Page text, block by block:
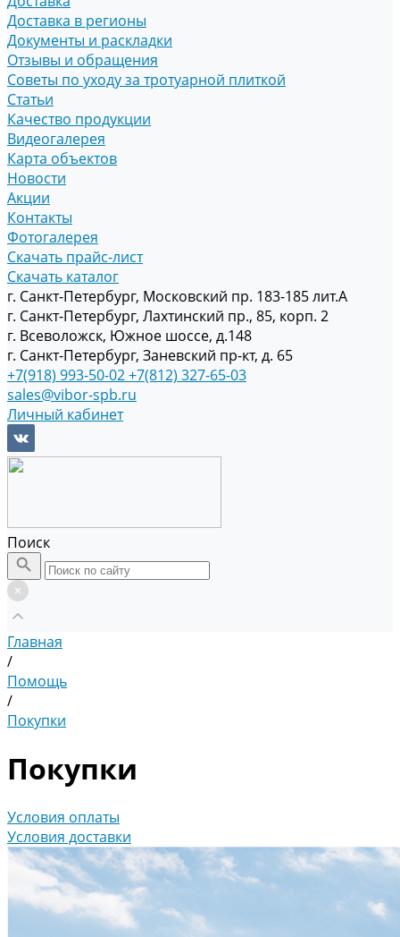
Доставка в регионы
Документы и раскладки
Отзывы и обращения
Советы по уходу за тротуарной плиткой
Статьи
Качество продукции
Видеогалерея
Карта объектов
Новости
Акции
Контакты
Фотогалерея
Скачать прайс-лист
Скачать каталог
г. Санкт-Петербург, Московский пр. 183-185 лит.А
г. Санкт-Петербург, Лахтинский пр., 85, корп. 2
г. Всеволожск, Южное шоссе, д.148
г. Санкт-Петербург, Заневский пр-кт, д. 65
+7(918) 993-50-02+7(812) 327-65-03
sales@vibor-spb.ru
Личный кабинет
Поиск
Главная
/
Помощь
/
Покупки
Покупки
Условия оплаты
Условия доставки